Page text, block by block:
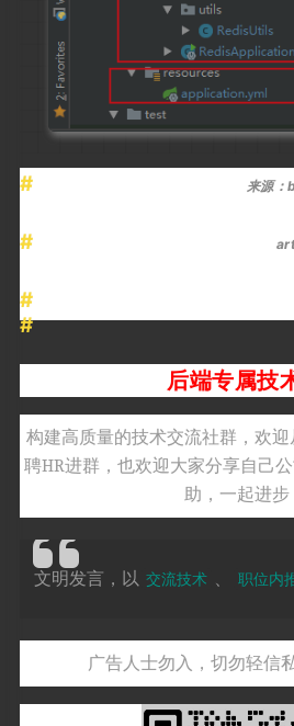
来源
后端专属技
构建高质量的技术交流社群，欢
聘HR进群，也欢迎大家分享自己
助，一起进步
文明发言，以 交流技术 、 职位内
广告人士勿入，切勿轻信